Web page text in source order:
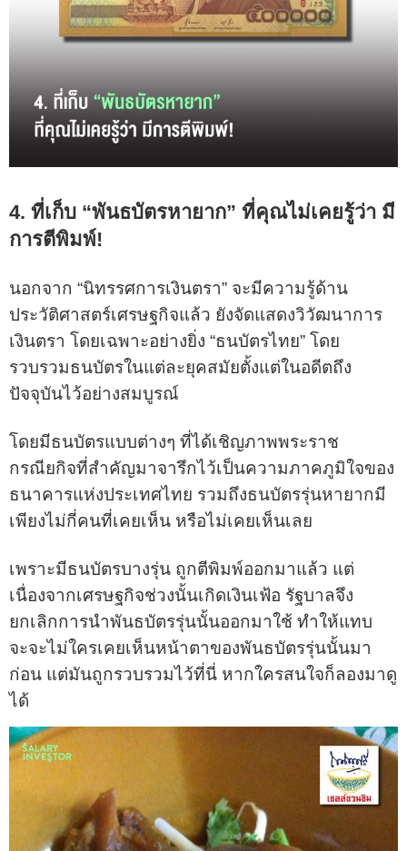
4. ที่เก็บ “พันธบัตรหายาก” ที่คุณไม่เคยรู้ว่า มี
การตีพิมพ์!
นอกจาก “นิทรรศการเงินตรา” จะมีความรู้ด้าน
ประวัติศาสตร์เศรษฐกิจแล้ว ยังจัดแสดงวิวัฒนาการ
เงินตรา โดยเฉพาะอย่างยิ่ง “ธนบัตรไทย” โดย
รวบรวมธนบัตรในแต่ละยุคสมัยตั้งแต่ในอดีตถึง
ปัจจุบันไว้อย่างสมบูรณ์
โดยมีธนบัตรแบบต่างๆ ที่ได้เชิญภาพพระราช
กรณียกิจที่สำคัญมาจารึกไว้เป็นความภาคภูมิใจของ
ธนาคารแห่งประเทศไทย รวมถึงธนบัตรรุ่นหายากมี
เพียงไม่กี่คนที่เคยเห็น หรือไม่เคยเห็นเลย
เพราะมีธนบัตรบางรุ่น ถูกตีพิมพ์ออกมาแล้ว แต่
เนื่องจากเศรษฐกิจช่วงนั้นเกิดเงินเฟ้อ รัฐบาลจึง
ยกเลิกการนำพันธบัตรรุ่นนั้นออกมาใช้ ทำให้แทบ
จะจะไม่ใครเคยเห็นหน้าตาของพันธบัตรรุ่นนั้นมา
ก่อน แต่มันถูกรวบรวมไว้ที่นี่ หากใครสนใจก็ลองมาดู
ได้